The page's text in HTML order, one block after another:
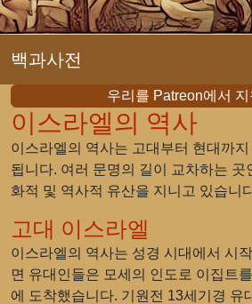
백과사전
우리를 Patreon에서
이스라엘의 역사
이스라엘의 역사는 고대부터 현대까
됩니다. 여러 문명의 길이 교차하는 곳
화적 및 역사적 유산을 지니고 있습니
고대 이스라엘
이스라엘의 역사는 성경 시대에서 시
면 유대인들은 모세의 인도로 이집트
에 도착했습니다. 기원전 13세기경 유